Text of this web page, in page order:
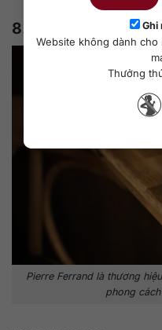
Ghi
Website không dành
Thưởng
8. Pierre Ferrand
Pierre Ferrand là thương
phong